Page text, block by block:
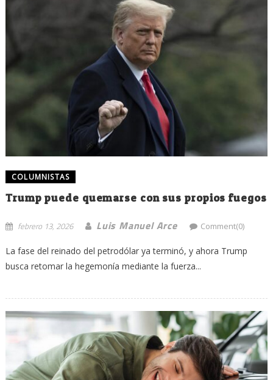
COLUMNISTAS
Trump puede quemarse con sus propios fuegos
febrero 13, 2026 Luis Manuel Arce Comment(0)
La fase del reinado del petrodólar ya terminó, y ahora Trump
busca retomar la hegemonía mediante la fuerza...